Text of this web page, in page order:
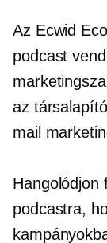
Az Ecwid
podcast
az társalapító
mail
Hangolódjon
podcastra,